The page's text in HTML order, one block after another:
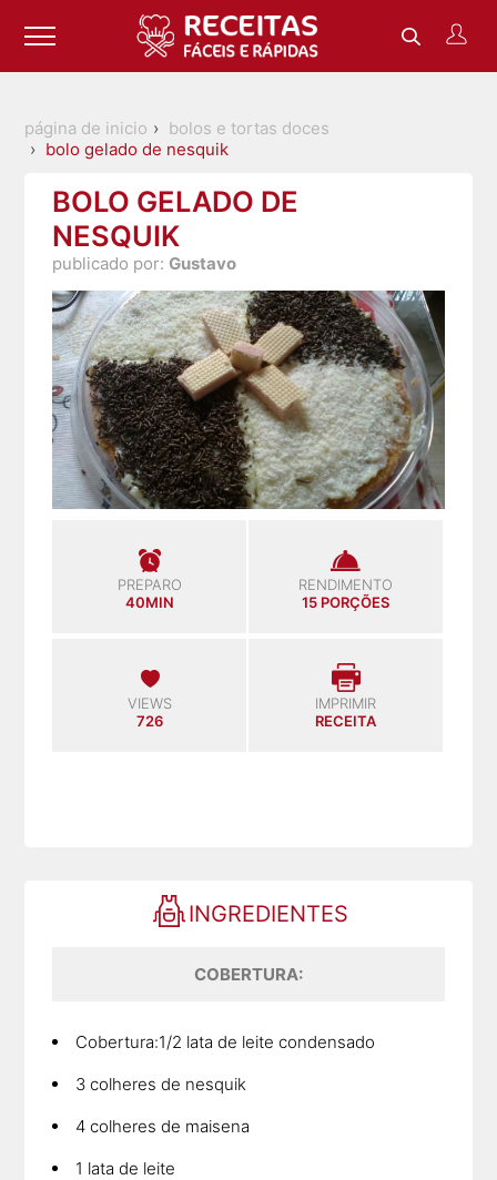
página de inicio
bolos e tortas doces
bolo gelado de nesquik
BOLO GELADO DE
NESQUIK
publicado por: Gustavo
PREPARO
40MIN
RENDIMENTO
15 PORÇÕES
VIEWS
726
IMPRIMIR
RECEITA
INGREDIENTES
COBERTURA:
Cobertura:1/2 lata de leite condensado
3 colheres de nesquik
4 colheres de maisena
1 lata de leite